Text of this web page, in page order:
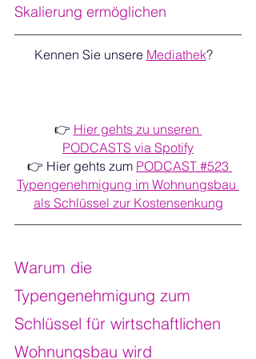
Skalierung ermöglichen
Kennen Sie unsere Mediathek?
👉 Hier gehts zu unseren
PODCASTS via Spotify
👉 Hier gehts zum PODCAST #523
Typengenehmigung im Wohnungsbau
als Schlüssel zur Kostensenkung
Warum die
Typengenehmigung zum
Schlüssel für wirtschaftlichen
Wohnungsbau wird